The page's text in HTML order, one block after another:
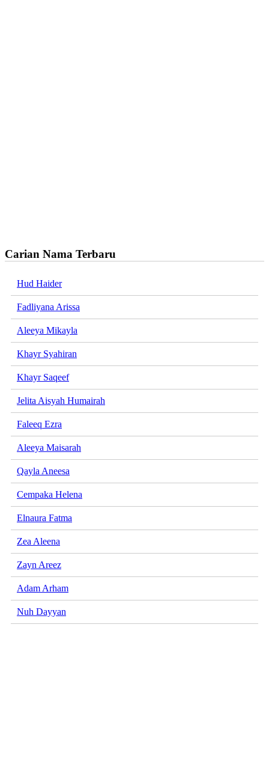
Carian Nama Terbaru
Hud Haider
Fadliyana Arissa
Aleeya Mikayla
Khayr Syahiran
Khayr Saqeef
Jelita Aisyah Humairah
Faleeq Ezra
Aleeya Maisarah
Qayla Aneesa
Cempaka Helena
Elnaura Fatma
Zea Aleena
Zayn Areez
Adam Arham
Nuh Dayyan